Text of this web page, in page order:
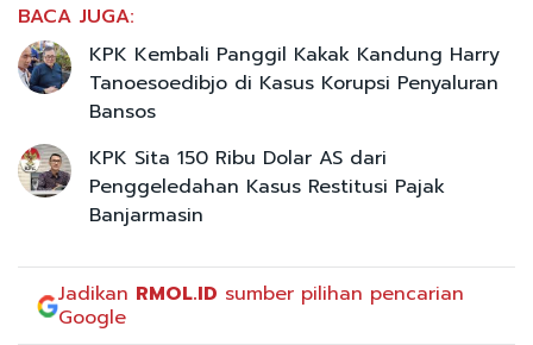
BACA JUGA:
KPK Kembali Panggil Kakak Kandung Harry
Tanoesoedibjo di Kasus Korupsi Penyaluran
Bansos
KPK Sita 150 Ribu Dolar AS dari
Penggeledahan Kasus Restitusi Pajak
Banjarmasin
Jadikan RMOL.ID sumber pilihan pencarian
Google